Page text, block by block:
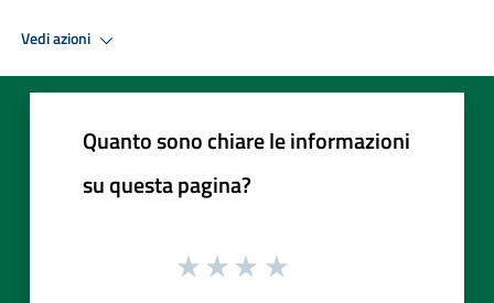
Vedi azioni
Quanto sono chiare le informazioni
su questa pagina?